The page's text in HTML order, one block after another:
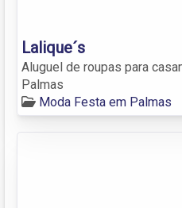
Lalique´s
Aluguel de roupas para
Palmas
Moda Festa em Palmas